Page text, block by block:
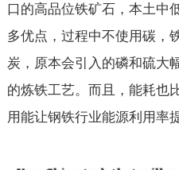
口的高品位铁矿石，本土中
多优点，过程中不使用碳，
炭，原本会引入的磷和硫大
的炼铁工艺。而且，能耗也
用能让钢铁行业能源利用率